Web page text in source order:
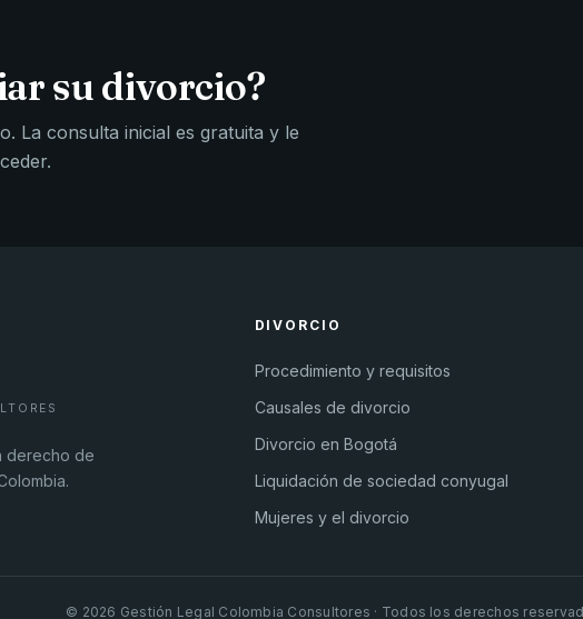
su divorcio?
La consulta inicial es gratuita y le
derecho de
DIVORCIO
Procedimiento y requisitos
Causales de divorcio
Divorcio en Bogotá
Liquidación de sociedad conyugal
Mujeres y el divorcio
© 2026 Gestión Legal Colombia Consultores · Todos los derechos